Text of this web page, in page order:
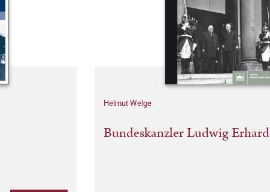
Helmut Welge
Bundeskanzler Ludwig Erhard